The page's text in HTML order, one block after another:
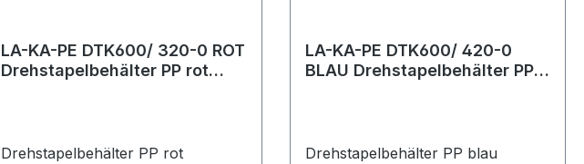
LA-KA-PE DTK600/ 320-0 ROT
Drehstapelbehälter PP rot
Drehstapelbehälter PP rot
LA-KA-PE DTK600/ 420-0
BLAU Drehstapelbehälter PP
Drehstapelbehälter PP blau